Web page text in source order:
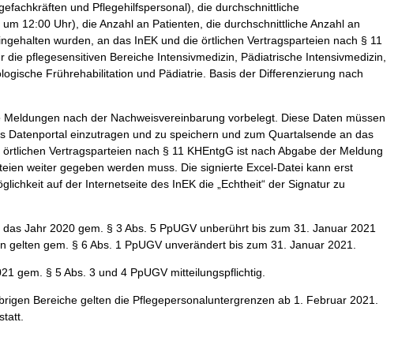
und Pflegehilfspersonal), die durchschnittliche
12:00 Uhr), die Anzahl an Patienten, die durchschnittliche Anzahl an
wurden, an das InEK und die örtlichen Vertragsparteien nach § 11
pflegesensitiven Bereiche Intensivmedizin, Pädiatrische Intensivmedizin,
Frührehabilitation und Pädiatrie. Basis der Differenzierung nach
nach der Nachweisvereinbarung vorbelegt. Diese Daten müssen
einzutragen und zu speichern und zum Quartalsende an das
Vertragsparteien nach § 11 KHEntgG ist nach Abgabe der Meldung
weiter gegeben werden muss. Die signierte Excel-Datei kann erst
auf der Internetseite des InEK die „Echtheit“ der Signatur zu
Jahr 2020 gem. § 3 Abs. 5 PpUGV unberührt bis zum 31. Januar 2021
gem. § 6 Abs. 1 PpUGV unverändert bis zum 31. Januar 2021.
gem. § 5 Abs. 3 und 4 PpUGV mitteilungspflichtig.
Bereiche gelten die Pflegepersonaluntergrenzen ab 1. Februar 2021.